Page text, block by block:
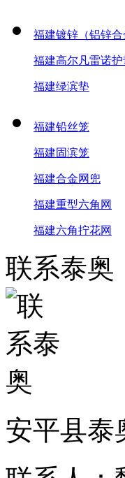
福建镀锌（铝锌
福建高尔凡雷诺护
福建绿滨垫
福建铅丝笼
福建固滨笼
福建合金网兜
福建重型六角网
福建六角拧花网
联系泰奥
安平县泰